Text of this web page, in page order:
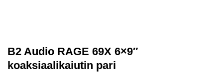
B2 Audio RAGE 69X 6×9″
koaksiaalikaiutin pari